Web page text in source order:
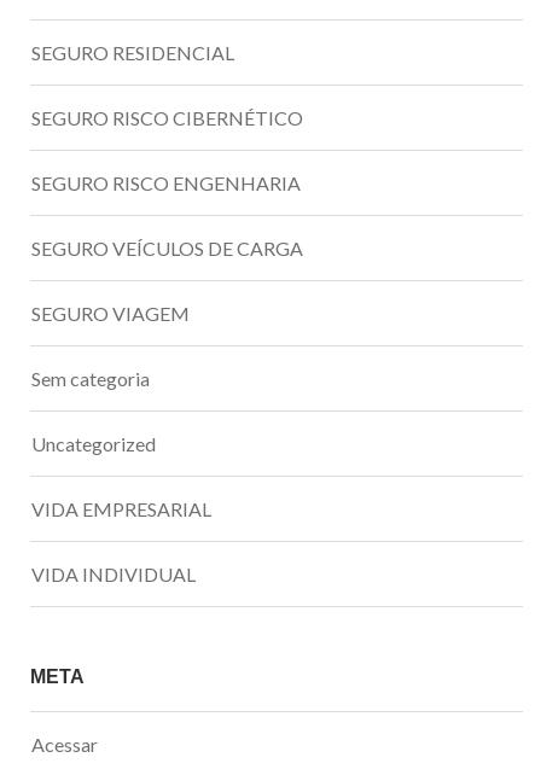
SEGURO RESIDENCIAL
SEGURO RISCO CIBERNÉTICO
SEGURO RISCO ENGENHARIA
SEGURO VEÍCULOS DE CARGA
SEGURO VIAGEM
Sem categoria
Uncategorized
VIDA EMPRESARIAL
VIDA INDIVIDUAL
META
Acessar